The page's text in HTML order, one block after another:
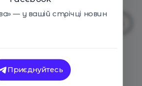
в Україні
— у вашій стрічці новин
Приєднуйтесь